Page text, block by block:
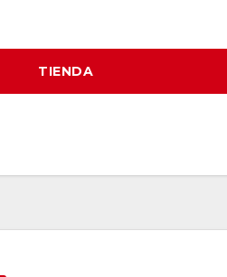
TIENDA